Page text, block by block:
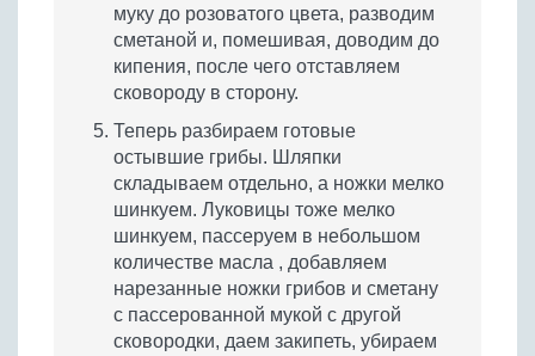
муку до розоватого цвета, разводим
сметаной и, помешивая, доводим до
кипения, после чего отставляем
сковороду в сторону.
Теперь разбираем готовые
остывшие грибы. Шляпки
складываем отдельно, а ножки мелко
шинкуем. Луковицы тоже мелко
шинкуем, пассеруем в небольшом
количестве масла , добавляем
нарезанные ножки грибов и сметану
с пассерованной мукой с другой
сковородки, даем закипеть, убираем